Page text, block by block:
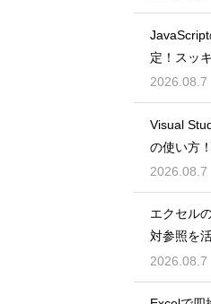
定！スッ
2026.08.7
Visual
の使い方
2026.08.7
エクセル
対参照を
よう
2026.08.7